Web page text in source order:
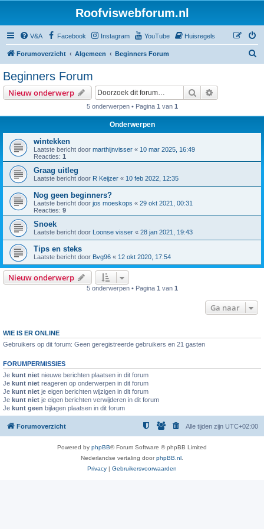
Roofviswebforum.nl
V&A Facebook Instagram YouTube Huisregels
Forumoverzicht Algemeen Beginners Forum
Beginners Forum
Nieuw onderwerp Zoek
5 onderwerpen • Pagina 1 van 1
Onderwerpen
wintekken
Laatste bericht door marthijnvisser « 10 mar 2025, 16:49
Reacties: 1
Graag uitleg
Laatste bericht door R Keijzer « 10 feb 2022, 12:35
Nog geen beginners?
Laatste bericht door jos moeskops « 29 okt 2021, 00:31
Reacties: 9
Snoek
Laatste bericht door Loonse visser « 28 jan 2021, 19:43
Tips en steks
Laatste bericht door Bvg96 « 12 okt 2020, 17:54
Nieuw onderwerp
5 onderwerpen • Pagina 1 van 1
Ga naar
WIE IS ER ONLINE
Gebruikers op dit forum: Geen geregistreerde gebruikers en 21 gasten
FORUMPERMISSIES
Je kunt niet nieuwe berichten plaatsen in dit forum
Je kunt niet reageren op onderwerpen in dit forum
Je kunt niet je eigen berichten wijzigen in dit forum
Je kunt niet je eigen berichten verwijderen in dit forum
Je kunt geen bijlagen plaatsen in dit forum
Forumoverzicht Alle tijden zijn UTC+02:00
Powered by phpBB® Forum Software © phpBB Limited
Nederlandse vertaling doorphpBB.nl
Privacy | Gebruikersvoorwaarden